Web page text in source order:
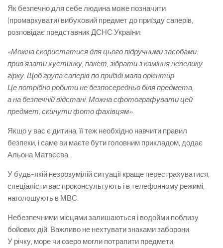
Як безпечно для себе людина може позначити
(промаркувати) вибуховий предмет до приїзду саперів,
розповідає представник ДСНС України:
«Можна скористатися для цього підручними засобами:
прив’язати хустинку, пакет, зібрати з каміння невелику
гірку. Щоб група саперів по приїзді мала орієнтир.
Це потрібно робити не безпосередньо біля предмета,
а на безпечній відстані. Можна сфотографувати цей
предмет, скинути фото фахівцям».
Якщо у вас є дитина, її теж необхідно навчити правил
безпеки, і саме ви маєте бути головним прикладом, додає
Альона Матвєєва.
У будь-якій незрозумілій ситуації краще перестрахуватися,
спеціалісти вас проконсультують і в телефонному режимі,
наголошують в МВС.
Небезпечними місцями залишаються і водойми поблизу
бойових дій. Важливо не нехтувати знаками заборони.
У річку, море чи озеро могли потрапити предмети,